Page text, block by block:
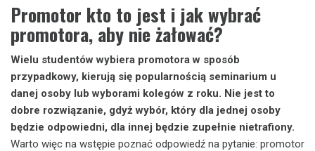
Promotor kto to jest i jak wybrać
promotora, aby nie żałować?
Wielu studentów wybiera promotora w sposób
przypadkowy, kierują się popularnością seminarium u
danej osoby lub wyborami kolegów z roku. Nie jest to
dobre rozwiązanie, gdyż wybór, który dla jednej osoby
będzie odpowiedni, dla innej będzie zupełnie nietrafiony.
Warto więc na wstępie poznać odpowiedź na pytanie: promotor